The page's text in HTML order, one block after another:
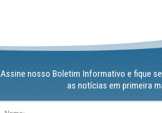
Assine nosso Boletim Informativo e fique
as notícias em primeira